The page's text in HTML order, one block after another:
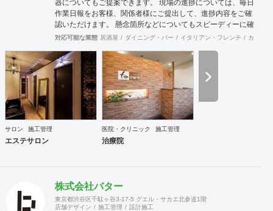
器についてもご提案できます。 現場の進捗については、毎日
作業日報をお客様、関係者様にご提出して、進捗内容をご確
認いただけます。 懸念箇所などについてもスピーディーに確
認、修正できます。 店舗内装のみならず、当社の店舗繁盛応
者、機器業者、プレスリリースなど何でもご相談ください。
対応可能な業態 居酒屋 ダイニング・バー イタリアン・フレンチ カフェ
サロン 施工管理
エステサロン
医院・クリニック 施工管理
治療院
株式会社バター
東京都渋谷区千駄ヶ谷3-17-5 グエル・サカエ北参道1階
店舗デザイン
施工管理 設計施工